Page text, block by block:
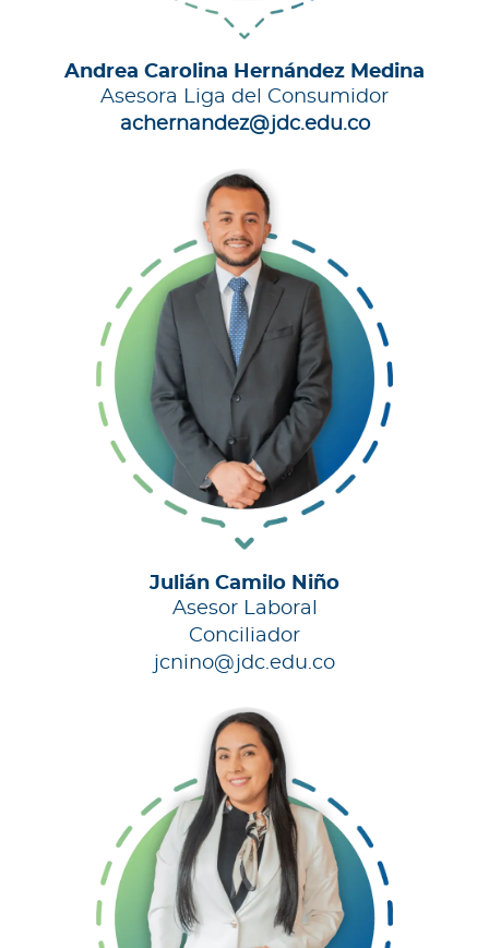
Andrea Carolina Hernández Medina
Asesora Liga del Consumidor
achernandez@jdc.edu.co
Julián Camilo Niño
Asesor Laboral
Conciliador
jcnino@jdc.edu.co